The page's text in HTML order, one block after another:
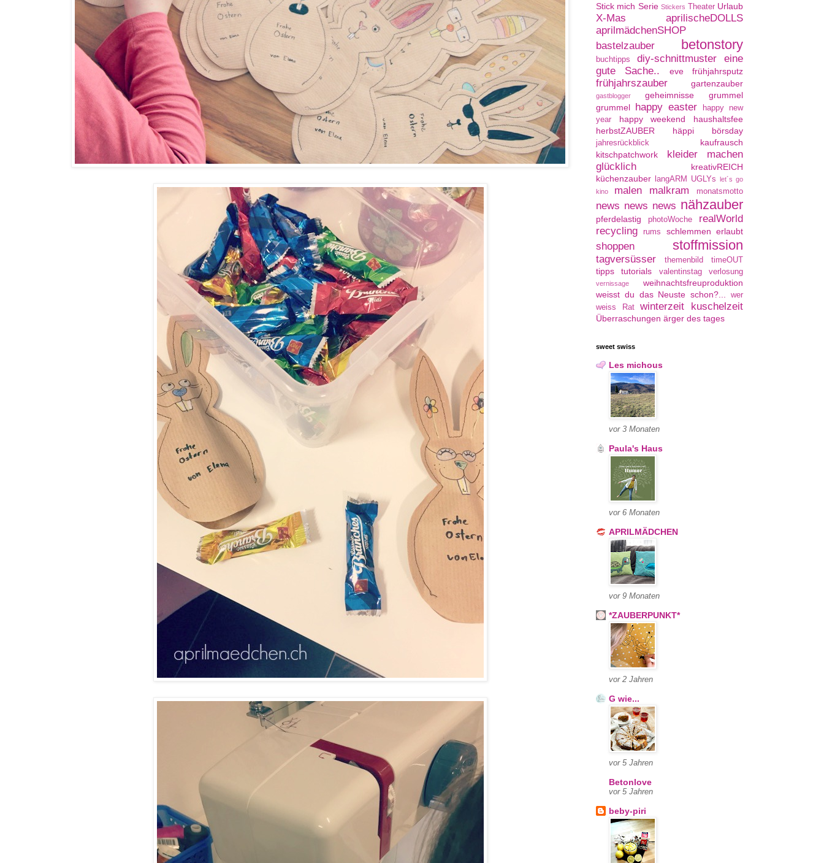
Stick mich Serie Stickers Theater Urlaub
X-Mas
aprilischeDOLLS
aprilmädchenSHOP
bastelzauber
betonstory
buchtipps diy-schnittmuster
eine
gute Sache..
eve frühjahrsputz
frühjahrszauber gartenzauber
gastblogger geheimnisse
grummel
grummel happy easter
happy new
year
happy weekend
haushaltsfee
herbstZAUBER
häppi börsday
jahresrückblick
kaufrausch
kitschpatchwork
kleider machen
glücklich
kreativREICH
küchenzauber
langARM UGLYs let´s go
kino
malen malkram monatsmotto
news news news nähzauber
pferdelastig photoWoche
realWorld
recycling
rums schlemmen erlaubt
shoppen stoffmission
tagversüsser themenbild timeOUT
tipps tutorials valentinstag verlosung
vernissage
weihnachtsfreuproduktion
weisst du das Neuste schon?...
wer
weiss Rat
winterzeit kuschelzeit
Überraschungen ärger des tages
sweet swiss
Les michous
vor 3 Monaten
Paula's Haus
vor 6 Monaten
APRILMÄDCHEN
vor 9 Monaten
*ZAUBERPUNKT*
vor 2 Jahren
G wie...
vor 5 Jahren
Betonlove
vor 5 Jahren
beby-piri